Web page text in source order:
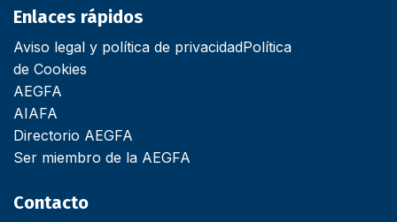
Enlaces rápidos
Aviso legal y política de privacidadPolítica
de Cookies
AEGFA
AIAFA
Directorio AEGFA
Ser miembro de la AEGFA
Contacto